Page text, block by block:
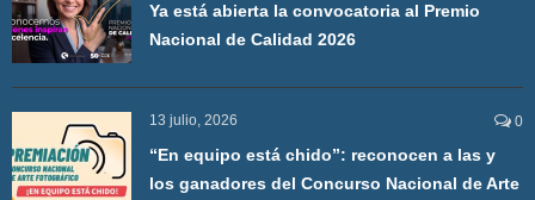
Ya está abierta la convocatoria al Premio
Nacional de Calidad 2026
13 julio, 2026 0
“En equipo está chido”: reconocen a las y
los ganadores del Concurso Nacional de Arte